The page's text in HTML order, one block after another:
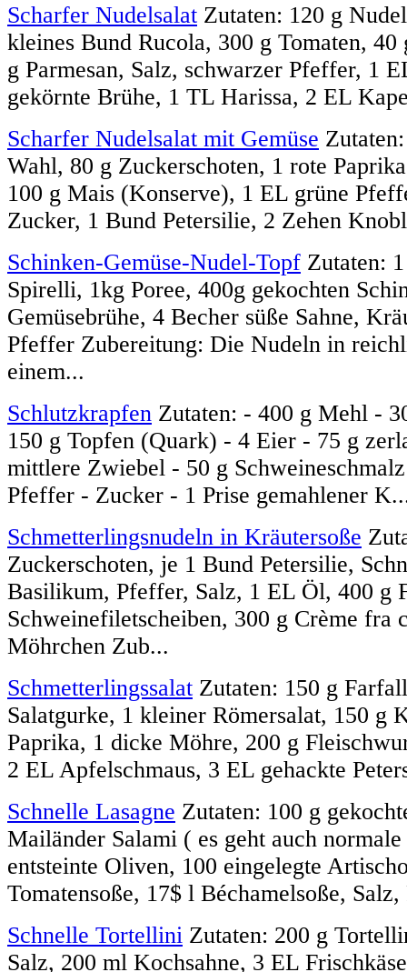
Scharfer Nudelsalat Zutaten: 120 g
kleines Bund Rucola, 300 g Tomaten, 40
g Parmesan, Salz, schwarzer Pfeffer, 1
gekörnte Brühe, 1 TL Harissa, 2 EL
Scharfer Nudelsalat mit Gemüse
Wahl, 80 g Zuckerschoten, 1 rote
100 g Mais (Konserve), 1 EL grüne
Zucker, 1 Bund Petersilie, 2 Zehen
Schinken-Gemüse-Nudel-Topf Zutaten:
Spirelli, 1kg Poree, 400g gekochten
Gemüsebrühe, 4 Becher süße Sahne,
Pfeffer Zubereitung: Die Nudeln in
einem...
Schlutzkrapfen Zutaten: - 400 g Mehl -
150 g Topfen (Quark) - 4 Eier - 75 g
mittlere Zwiebel - 50 g
Pfeffer - Zucker - 1 Prise gemahlener
Schmetterlingsnudeln in Kräutersoße
Zuckerschoten, je 1 Bund Petersilie,
Basilikum, Pfeffer, Salz, 1 EL Öl, 400 g
Schweinefiletscheiben, 300 g Crème fra
Möhrchen Zub...
Schmetterlingssalat Zutaten: 150 g
Salatgurke, 1 kleiner Römersalat, 150 g
Paprika, 1 dicke Möhre, 200 g
2 EL Apfelschmaus, 3 EL gehackte
Schnelle Lasagne Zutaten: 100 g
Mailänder Salami ( es geht auch
entsteinte Oliven, 100 eingelegte
Tomatensoße, 17$ l Béchamelsoße,
Schnelle Tortellini Zutaten: 200 g
Salz, 200 ml Kochsahne, 3 EL